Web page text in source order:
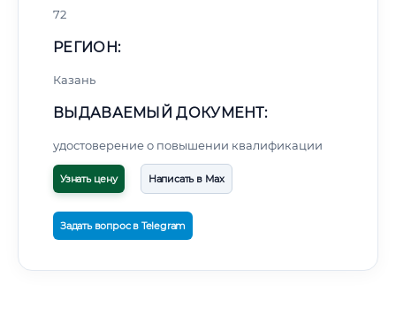
72
РЕГИОН:
Казань
ВЫДАВАЕМЫЙ ДОКУМЕНТ:
удостоверение о повышении квалификации
Узнать цену Написать в Max
Задать вопрос в Telegram